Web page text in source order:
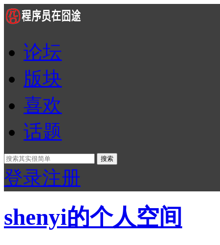
论坛
版块
喜欢
话题
搜索
登录注册
shenyi的个人空间